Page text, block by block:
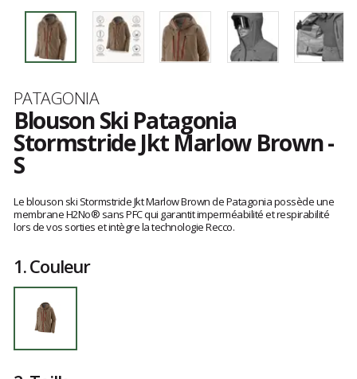
Marque
PATAGONIA
Blouson Ski Patagonia
Stormstride Jkt Marlow Brown -
S
MRLB-
S
S
avis
clients
Le blouson ski Stormstride Jkt Marlow Brown de Patagonia possède une
membrane H2No® sans PFC qui garantit imperméabilité et respirabilité
lors de vos sorties et intègre la technologie Recco.
1.Couleur